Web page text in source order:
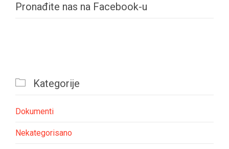
Pronađite nas na Facebook-u
 Kategorije
Dokumenti
Nekategorisano